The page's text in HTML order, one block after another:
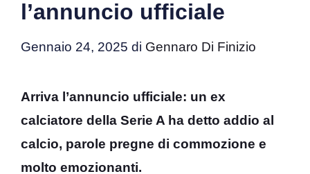
l’annuncio ufficiale
Gennaio 24, 2025 di Gennaro Di Finizio
Arriva l’annuncio ufficiale: un ex
calciatore della Serie A ha detto addio al
calcio, parole pregne di commozione e
molto emozionanti.